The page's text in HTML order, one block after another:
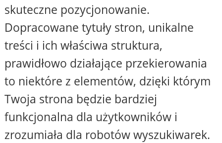
skuteczne pozycjonowanie.
Dopracowane tytuły stron, unikalne
treści i ich właściwa struktura,
prawidłowo działające przekierowania
to niektóre z elementów, dzięki którym
Twoja strona będzie bardziej
funkcjonalna dla użytkowników i
zrozumiała dla robotów wyszukiwarek.